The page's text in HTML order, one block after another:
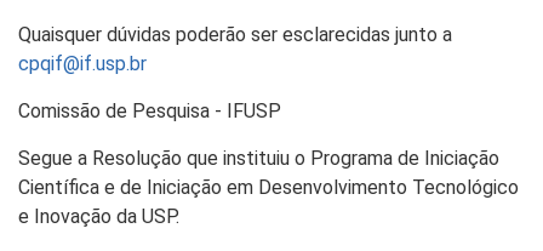
Quaisquer dúvidas poderão ser esclarecidas junto a
cpqif@if.usp.br
Comissão de Pesquisa - IFUSP
Segue a Resolução que instituiu o Programa de Iniciação
Científica e de Iniciação em Desenvolvimento Tecnológico
e Inovação da USP.